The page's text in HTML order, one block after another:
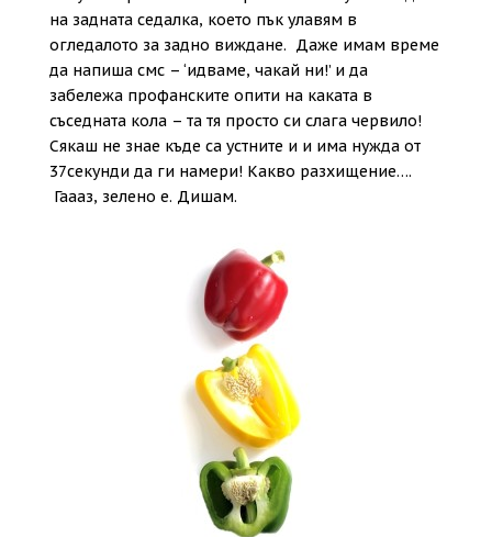
на задната седалка, което пък улавям в
огледалото за задно виждане. Даже имам време
да напиша смс – ‘идваме, чакай ни!’ и да
забележа профанските опити на каката в
съседната кола – та тя просто си слага червило!
Сякаш не знае къде са устните и и има нужда от
37секунди да ги намери! Какво разхищение….
Гаааз, зелено е. Дишам.